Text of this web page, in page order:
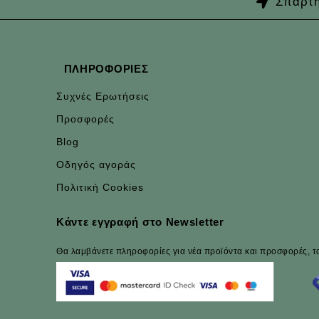
ΠΛΗΡΟΦΟΡΊΕΣ
Συχνές Ερωτήσεις
Προσφορές
Blog
Οδηγός αγοράς
Πολιτική Cookies
Κάντε εγγραφή στο Newsletter
Θα λαμβάνετε πληροφορίες για νέα προϊόντα και προσφορές,